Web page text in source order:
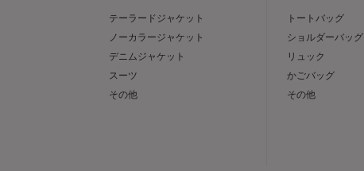
テーラードジャケット
ノーカラージャケット
デニムジャケット
スーツ
その他
トートバッグ
ショルダーバッグ
リュック
かごバッグ
その他